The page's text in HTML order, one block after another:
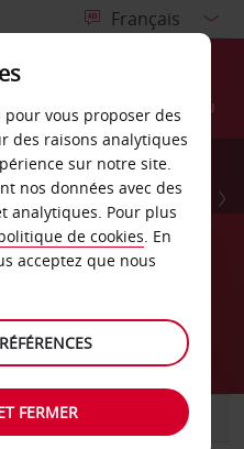
Menu
avec Avis Preferred.
VOUS GRATUITEMENT
UTILITAIRE
vous proposer des
des raisons analytiques
sur notre site.
nos données avec des
analytiques. Pour plus
de cookies. En
acceptez que nous
FERMER